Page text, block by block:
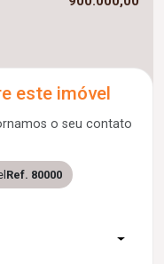
este imóvel
o seu contato
Ref. 80000